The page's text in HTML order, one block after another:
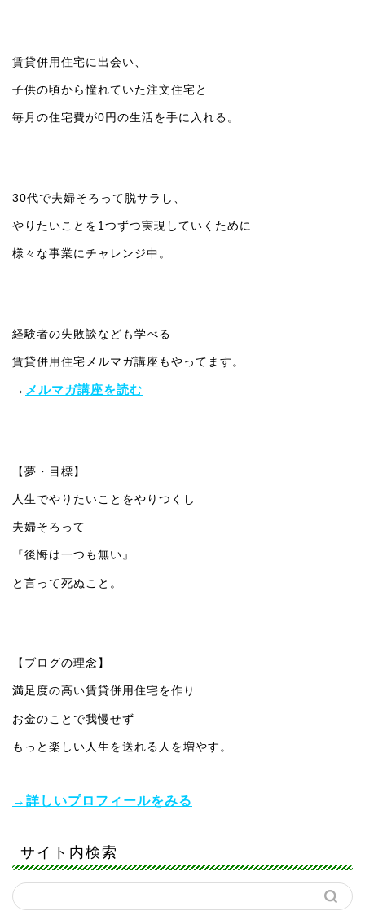
賃貸併用住宅に出会い、
子供の頃から憧れていた注文住宅と
毎月の住宅費が0円の生活を手に入れる。
30代で夫婦そろって脱サラし、
やりたいことを1つずつ実現していくために
様々な事業にチャレンジ中。
経験者の失敗談なども学べる
賃貸併用住宅メルマガ講座もやってます。
→ メルマガ講座を読む
【夢・目標】
人生でやりたいことをやりつくし
夫婦そろって
『後悔は一つも無い』
と言って死ぬこと。
【ブログの理念】
満足度の高い賃貸併用住宅を作り
お金のことで我慢せず
もっと楽しい人生を送れる人を増やす。
→詳しいプロフィールをみる
サイト内検索